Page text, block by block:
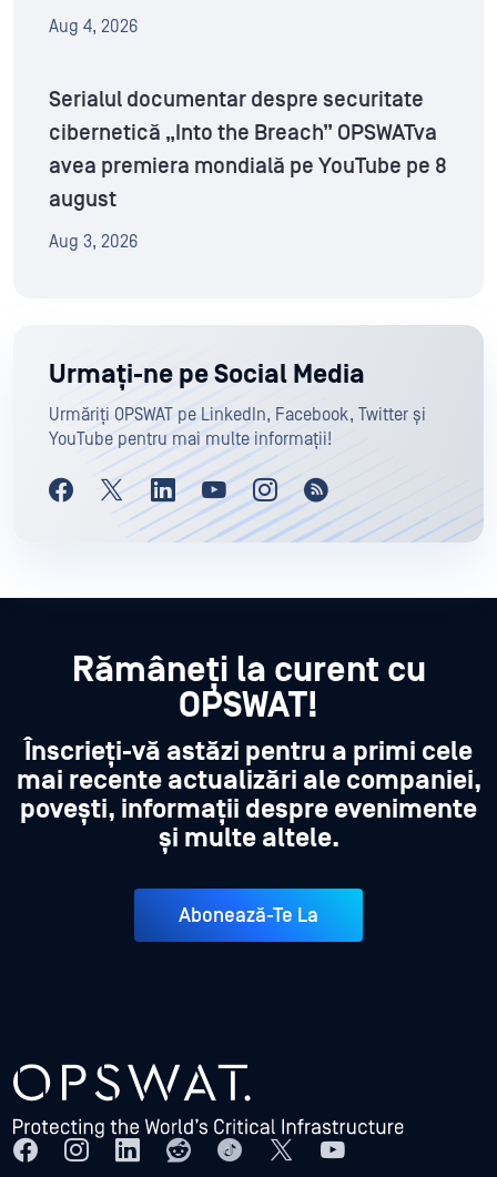
Aug 4, 2026
Serialul documentar despre securitate
cibernetică „Into the Breach” OPSWATva
avea premiera mondială pe YouTube pe 8
august
Aug 3, 2026
Urmați-ne pe Social Media
Urmăriți OPSWAT pe LinkedIn, Facebook, Twitter și
YouTube pentru mai multe informații!
Rămâneți la curent cu
OPSWAT!
Înscrieți-vă astăzi pentru a primi cele
mai recente actualizări ale companiei,
povești, informații despre evenimente
și multe altele.
Abonează-Te La